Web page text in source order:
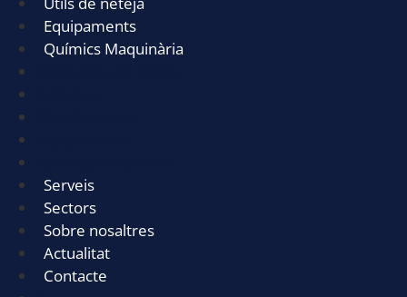
Equipaments
Químics Maquinària
Serveis
Sectors
Sobre nosaltres
Actualitat
Contacte